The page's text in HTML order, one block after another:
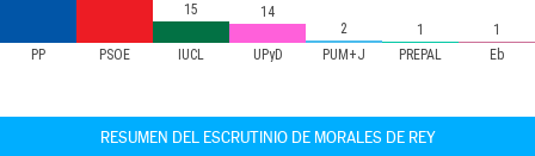
PP PSOE IUCL UPyD PUM+J PREPAL Eb
15
14
2
1 1
RESUMEN DEL ESCRUTINIO DE MORALES DE REY